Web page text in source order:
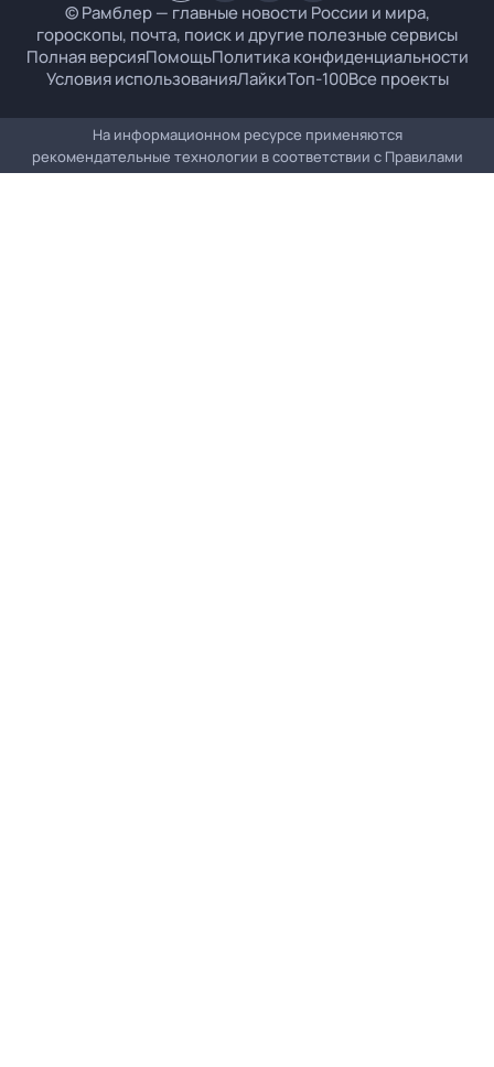
© Рамблер — главные новости России и мира,
гороскопы, почта, поиск и другие полезные сервисы
Полная версияПомощьПолитика конфиденциальности
Условия использованияЛайкиТоп-100Все проекты
На информационном ресурсе применяются
рекомендательные технологии в соответствии с Правилами